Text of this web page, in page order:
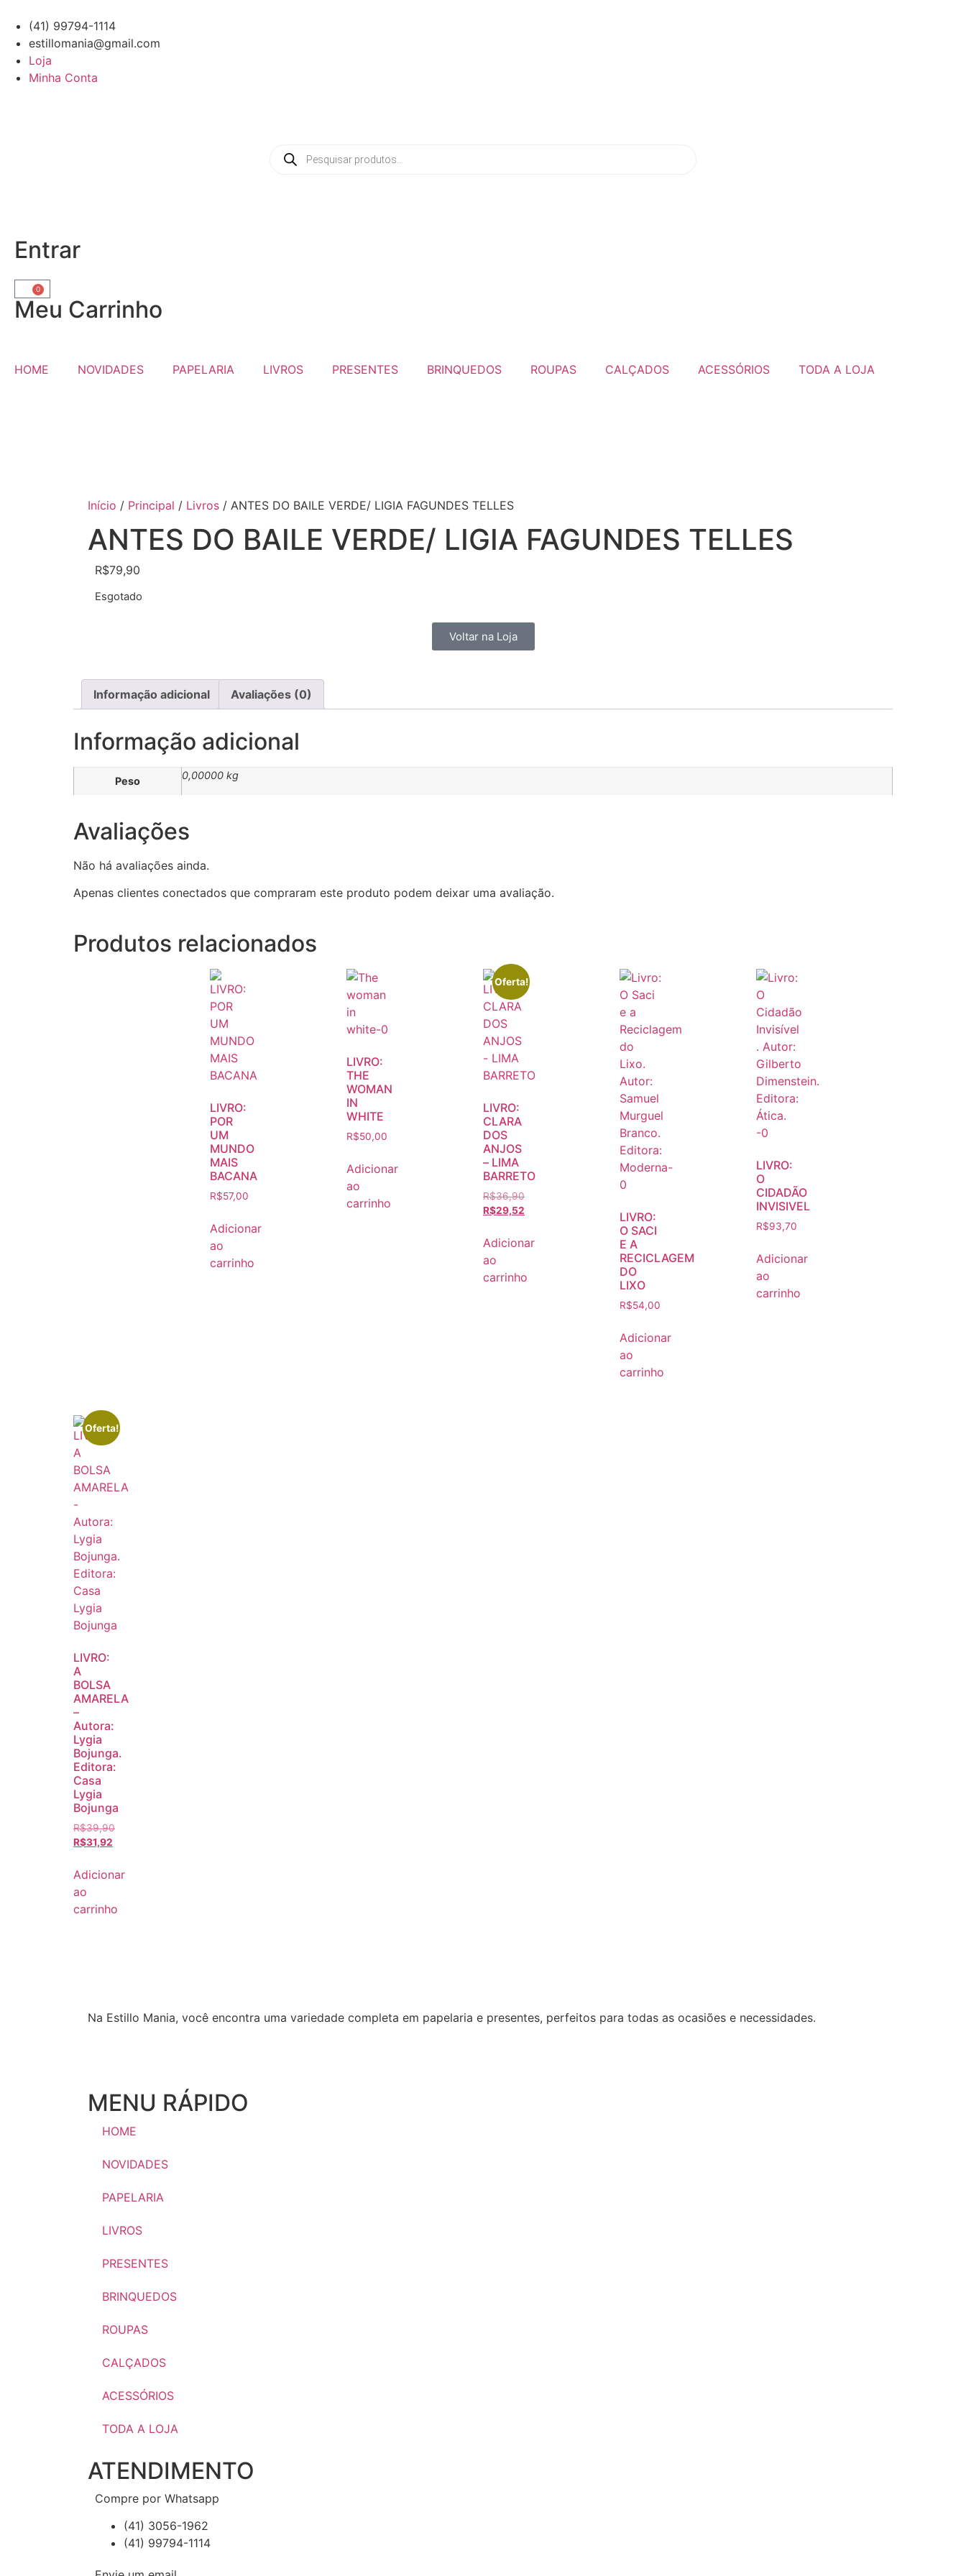
(41) 99794-1114
estillomania@gmail.com
Loja
Minha Conta
Entrar
0
Meu Carrinho
HOME NOVIDADES PAPELARIA LIVROS PRESENTES BRINQUEDOS ROUPAS CALÇADOS ACESSÓRIOS TODA A LOJA
Início / Principal / Livros / ANTES DO BAILE VERDE/ LIGIA FAGUNDES TELLES
ANTES DO BAILE VERDE/ LIGIA FAGUNDES TELLES
R$79,90
Esgotado
Voltar na Loja
Informação adicional Avaliações (0)
Informação adicional
Peso 0,00000 kg
Avaliações
Não há avaliações ainda.
Apenas clientes conectados que compraram este produto podem deixar uma avaliação.
Produtos relacionados
LIVRO:
POR
UM
MUNDO
MAIS
BACANA
R$57,00
Adicionar
ao
carrinho
LIVRO:
THE
WOMAN
IN
WHITE
R$50,00
Adicionar
ao
carrinho
Oferta!
LIVRO:
CLARA
DOS
ANJOS
– LIMA
BARRETO
R$36,90
R$29,52
Adicionar
ao
carrinho
LIVRO:
O SACI
E A
RECICLAGEM
DO
LIXO
R$54,00
Adicionar
ao
carrinho
LIVRO:
O
CIDADÃO
INVISIVEL
R$93,70
Adicionar
ao
carrinho
Oferta!
LIVRO:
A
BOLSA
AMARELA
–
Autora:
Lygia
Bojunga.
Editora:
Casa
Lygia
Bojunga
R$39,90
R$31,92
Adicionar
ao
carrinho
Na Estillo Mania, você encontra uma variedade completa em papelaria e presentes, perfeitos para todas as ocasiões e necessidades.
MENU RÁPIDO
HOME
NOVIDADES
PAPELARIA
LIVROS
PRESENTES
BRINQUEDOS
ROUPAS
CALÇADOS
ACESSÓRIOS
TODA A LOJA
ATENDIMENTO
Compre por Whatsapp
(41) 3056-1962
(41) 99794-1114